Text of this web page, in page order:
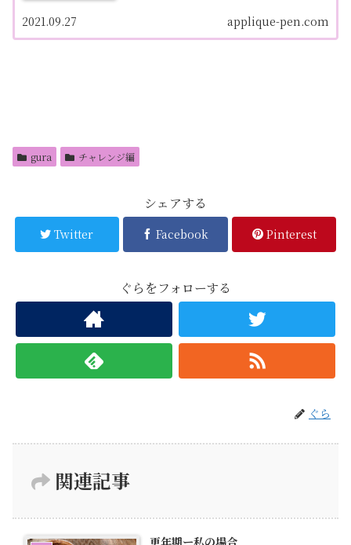
applique-pen.com
2021.09.27
gura チャレンジ編
シェアする
Twitter Facebook Pinterest
ぐらをフォローする
ぐら
関連記事